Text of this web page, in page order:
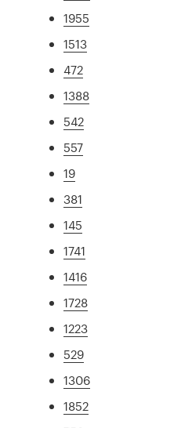
1955
1513
472
1388
542
557
19
381
145
1741
1416
1728
1223
529
1306
1852